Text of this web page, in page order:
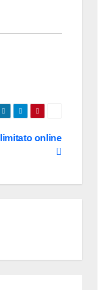
online